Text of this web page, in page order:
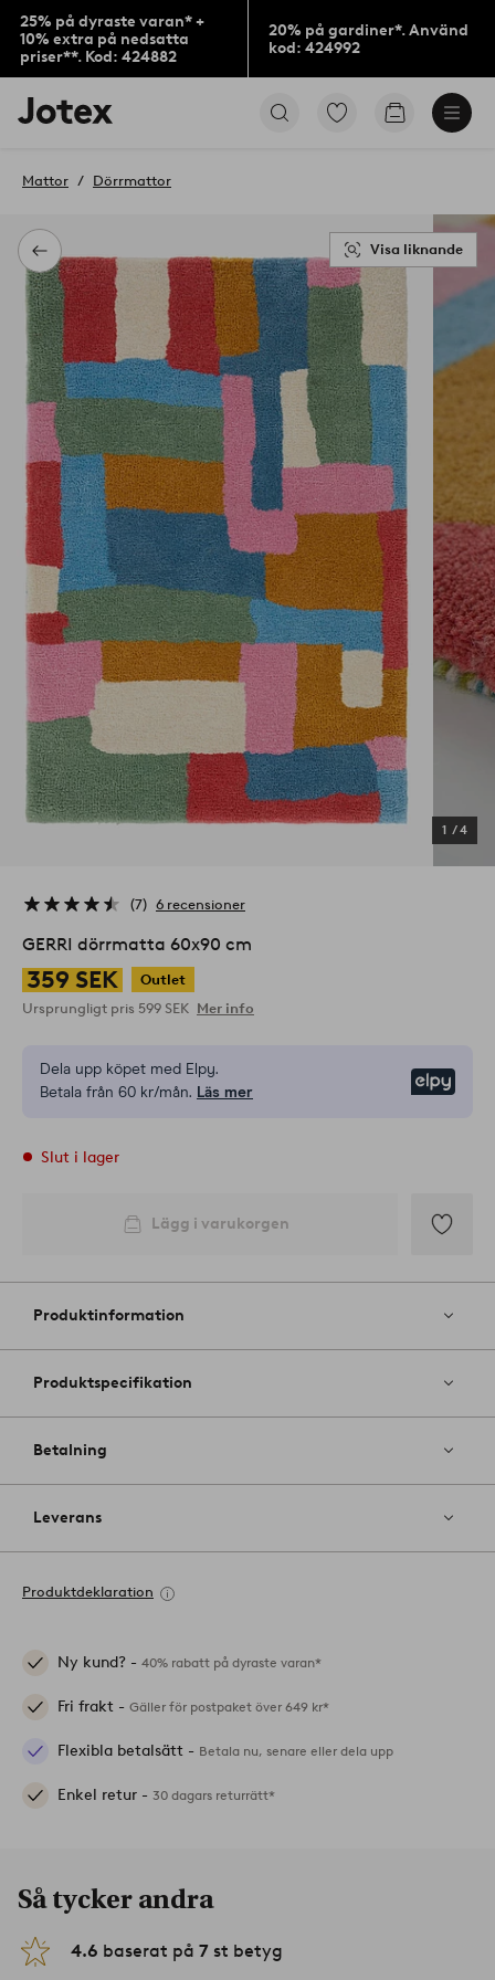
25% på dyraste varan* +
10% extra på nedsatta
priser**. Kod: 424882
20% på gardiner*. Använd
kod: 424992
Jotex
logotyp
till
Gå
Gå
Tillbaka
Mattor Dörrmattor
1 /4
Visa liknande
7 6 recensioner
GERRI dörrmatta 60x90 cm
359 SEK
Outlet
Ursprungligt pris 599 SEK Mer info
Dela upp köpet med Elpy.
Betala från 60 kr/mån. Läs mer
Slut i lager
Lägg i varukorgen
till
favoriter
Produktinformation
Produktspecifikation
Betalning
Leverans
Produktdeklaration
Ny kund? - 40% rabatt på dyraste varan*
Fri frakt - Gäller för postpaket över 649 kr*
Flexibla betalsätt - Betala nu, senare eller dela upp
Enkel retur - 30 dagars returrätt*
Så tycker andra
4.6 baserat på 7 st betyg